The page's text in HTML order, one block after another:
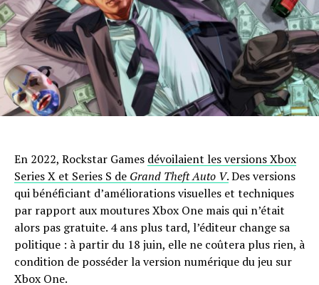
En 2022, Rockstar Games dévoilaient les versions Xbox
Series X et Series S de Grand Theft Auto V.Des versions
qui bénéficiant d’améliorations visuelles et techniques
par rapport aux moutures Xbox One mais qui n’était
alors pas gratuite. 4 ans plus tard, l’éditeur change sa
politique : à partir du 18 juin, elle ne coûtera plus rien, à
condition de posséder la version numérique du jeu sur
Xbox One.